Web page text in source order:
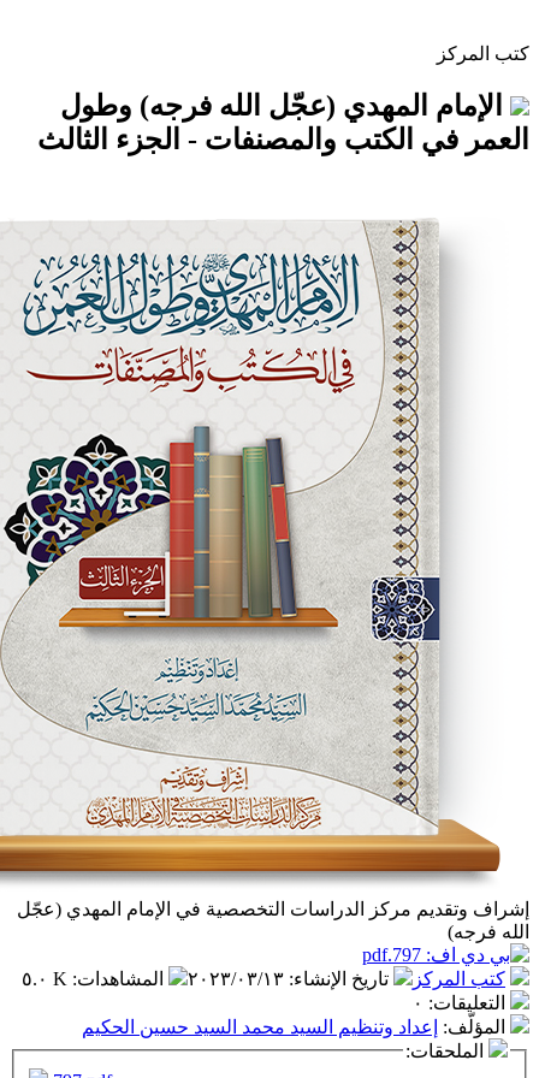
المهدي (عجّل الله فرجه) وطول
الكتب والمصنفات - الجزء الثالث
مركز الدراسات التخصصية في الإمام المهدي (عجّل
تاريخ الإنشاء:٢٠٢٣/٠٣/١٣ المشاهدات:٥.٠ K
٠
وتنظيم السيد محمد السيد حسين الحكيم